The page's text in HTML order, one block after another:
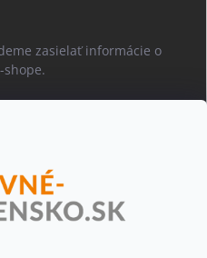
zasielať informácie o
shope.
ochrany osobných
spracovaná za účelom